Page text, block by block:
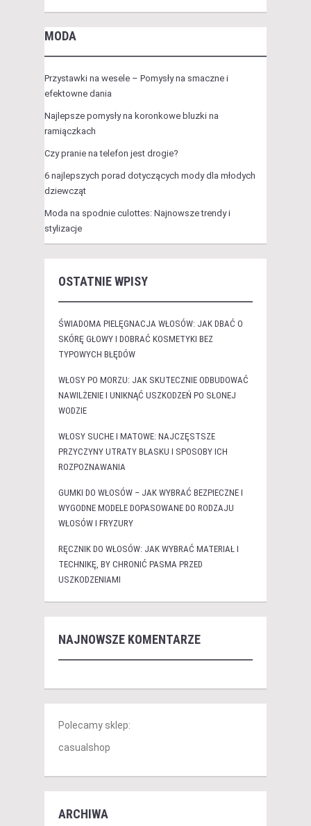
MODA
Przystawki na wesele – Pomysły na smaczne i
efektowne dania
Najlepsze pomysły na koronkowe bluzki na
ramiączkach
Czy pranie na telefon jest drogie?
6 najlepszych porad dotyczących mody dla młodych
dziewcząt
Moda na spodnie culottes: Najnowsze trendy i
stylizacje
OSTATNIE WPISY
ŚWIADOMA PIELĘGNACJA WŁOSÓW: JAK DBAĆ O
SKÓRĘ GŁOWY I DOBRAĆ KOSMETYKI BEZ
TYPOWYCH BŁĘDÓW
WŁOSY PO MORZU: JAK SKUTECZNIE ODBUDOWAĆ
NAWILŻENIE I UNIKNĄĆ USZKODZEŃ PO SŁONEJ
WODZIE
WŁOSY SUCHE I MATOWE: NAJCZĘSTSZE
PRZYCZYNY UTRATY BLASKU I SPOSOBY ICH
ROZPOZNAWANIA
GUMKI DO WŁOSÓW – JAK WYBRAĆ BEZPIECZNE I
WYGODNE MODELE DOPASOWANE DO RODZAJU
WŁOSÓW I FRYZURY
RĘCZNIK DO WŁOSÓW: JAK WYBRAĆ MATERIAŁ I
TECHNIKĘ, BY CHRONIĆ PASMA PRZED
USZKODZENIAMI
NAJNOWSZE KOMENTARZE
Polecamy sklep:
casualshop
ARCHIWA